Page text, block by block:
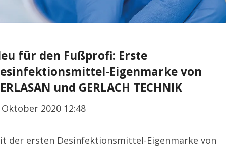
für den Fußprofi: Erste
Eigenmarke von
und GERLACH TECHNIK
Oktober 2020 12:48
der ersten Desinfektionsmittel-Eigenmarke von